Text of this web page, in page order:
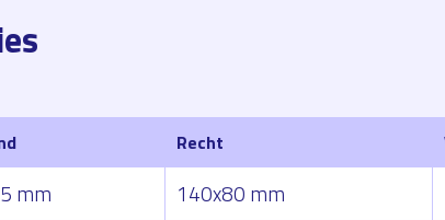
Recht
mm 140x80 mm